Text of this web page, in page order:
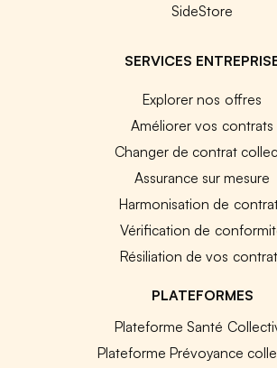
SideStore
SERVICES
Explorer nos offres
Améliorer vos contrats
Changer de contrat
Assurance sur mesure
Harmonisation de
Vérification de
Résiliation de vos
PLATEFORMES
Plateforme Santé
Plateforme Prévoyance